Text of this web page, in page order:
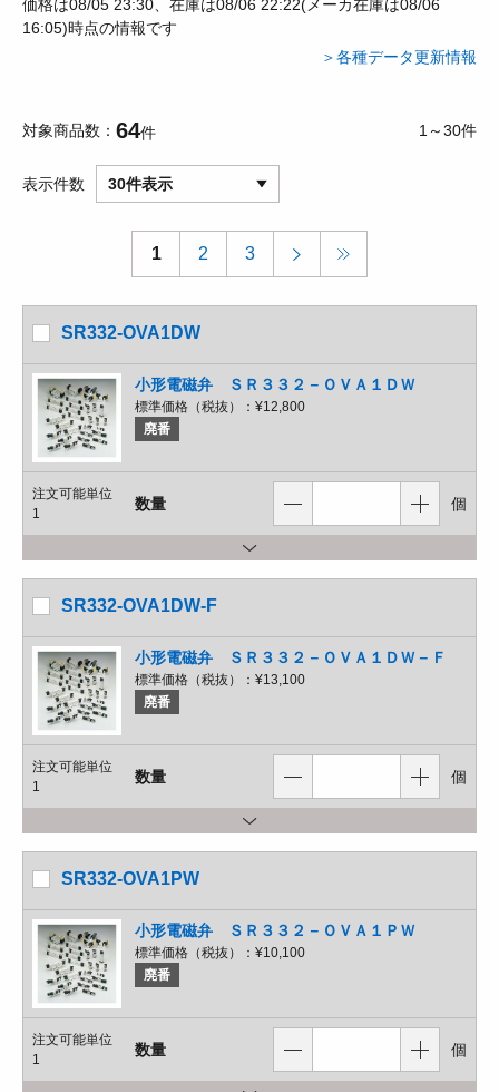
価格は08/05 23:30、在庫は08/06 22:22(メーカ在庫は08/06
16:05)時点の情報です
＞各種データ更新情報
対象商品数 64件 1～30件
表示件数 30件表示
1 2 3
SR332-OVA1DW
小形電磁弁 ＳＲ３３２－ＯＶＡ１ＤＷ
標準価格（税抜）： ¥12,800
廃番
注文可能単位
1
数量 個
SR332-OVA1DW-F
小形電磁弁 ＳＲ３３２－ＯＶＡ１ＤＷ－Ｆ
標準価格（税抜）： ¥13,100
廃番
注文可能単位
1
数量 個
SR332-OVA1PW
小形電磁弁 ＳＲ３３２－ＯＶＡ１ＰＷ
標準価格（税抜）： ¥10,100
廃番
注文可能単位
1
数量 個